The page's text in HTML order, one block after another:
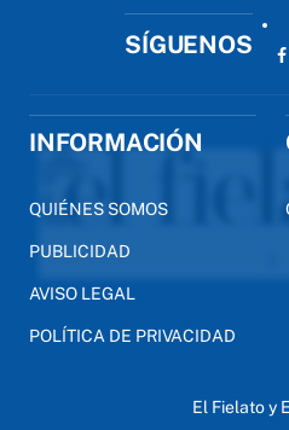
SÍGUENOS
INFORMACIÓN
QUIÉNES SOMOS
PUBLICIDAD
AVISO LEGAL
POLÍTICA DE PRIVACIDAD
El Fielato y